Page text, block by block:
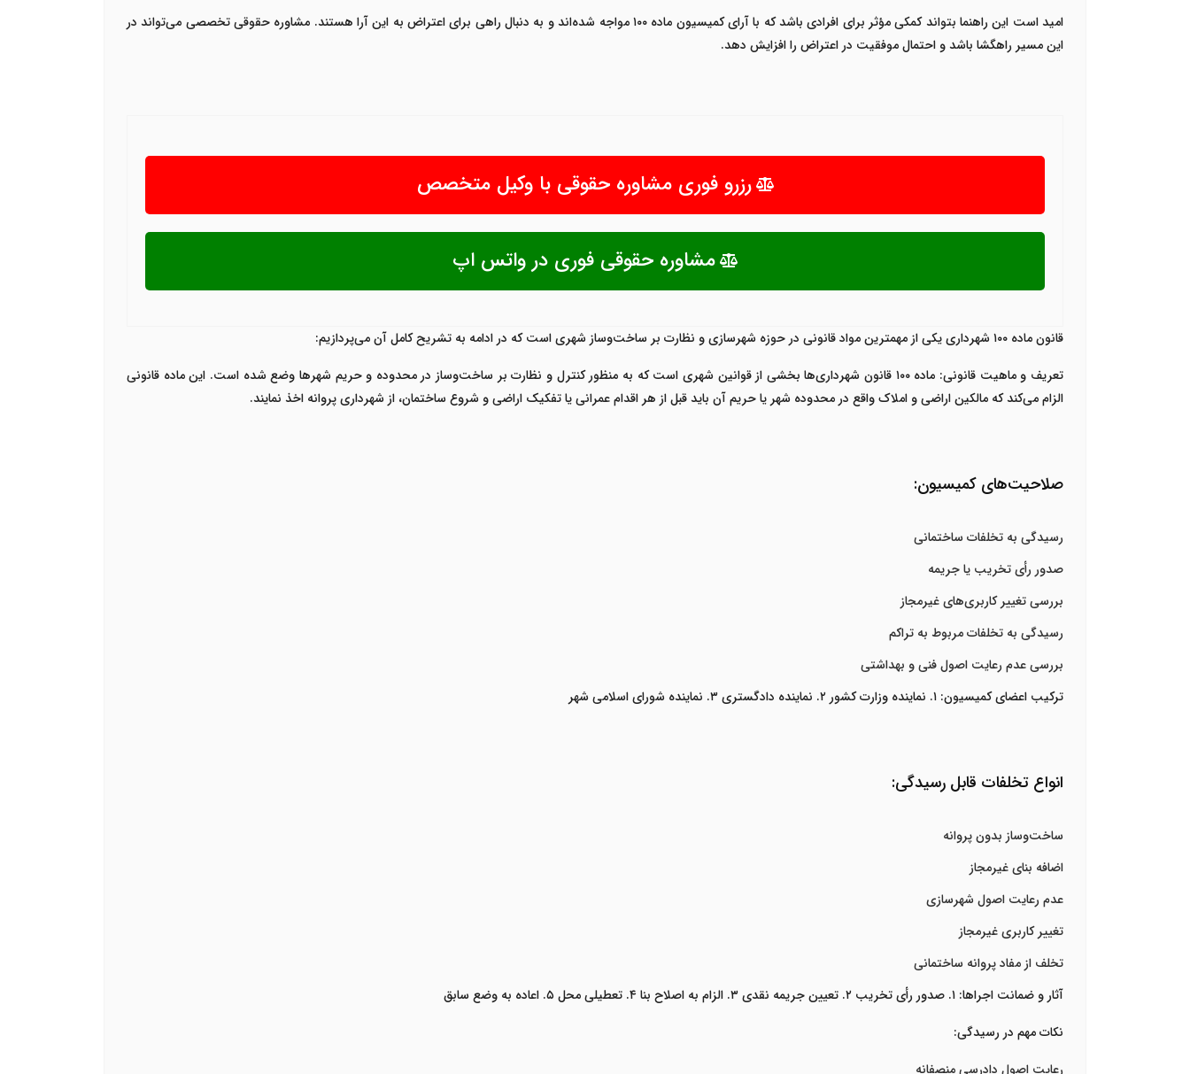
امید است این راهنما بتواند کمکی مؤثر برای افرادی باشد که با آرای کمیسیون ماده ۱۰۰ مواجه شده‌اند و به دنبال راهی برای اعتراض به این آرا هستند. مشاوره حقوقی تخصصی می‌تواند در
این مسیر راهگشا باشد و احتمال موفقیت در اعتراض را افزایش دهد.
رزرو فوری مشاوره حقوقی با وکیل متخصص
مشاوره حقوقی فوری در واتس اپ
قانون ماده ۱۰۰ شهرداری یکی از مهمترین مواد قانونی در حوزه شهرسازی و نظارت بر ساخت‌و‌ساز شهری است که در ادامه به تشریح کامل آن می‌پردازیم:
تعریف و ماهیت قانونی: ماده ۱۰۰ قانون شهرداری‌ها بخشی از قوانین شهری است که به منظور کنترل و نظارت بر ساخت‌و‌ساز در محدوده و حریم شهرها وضع شده است. این ماده قانونی
الزام می‌کند که مالکین اراضی و املاک واقع در محدوده شهر یا حریم آن باید قبل از هر اقدام عمرانی یا تفکیک اراضی و شروع ساختمان، از شهرداری پروانه اخذ نمایند.
صلاحیت‌های کمیسیون:
رسیدگی به تخلفات ساختمانی
صدور رأی تخریب یا جریمه
بررسی تغییر کاربری‌های غیرمجاز
رسیدگی به تخلفات مربوط به تراکم
بررسی عدم رعایت اصول فنی و بهداشتی
ترکیب اعضای کمیسیون: ۱. نماینده وزارت کشور ۲. نماینده دادگستری ۳. نماینده شورای اسلامی شهر
انواع تخلفات قابل رسیدگی:
ساخت‌و‌ساز بدون پروانه
اضافه بنای غیرمجاز
عدم رعایت اصول شهرسازی
تغییر کاربری غیرمجاز
تخلف از مفاد پروانه ساختمانی
آثار و ضمانت اجراها: ۱. صدور رأی تخریب ۲. تعیین جریمه نقدی ۳. الزام به اصلاح بنا ۴. تعطیلی محل ۵. اعاده به وضع سابق
نکات مهم در رسیدگی:
رعایت اصول دادرسی منصفانه